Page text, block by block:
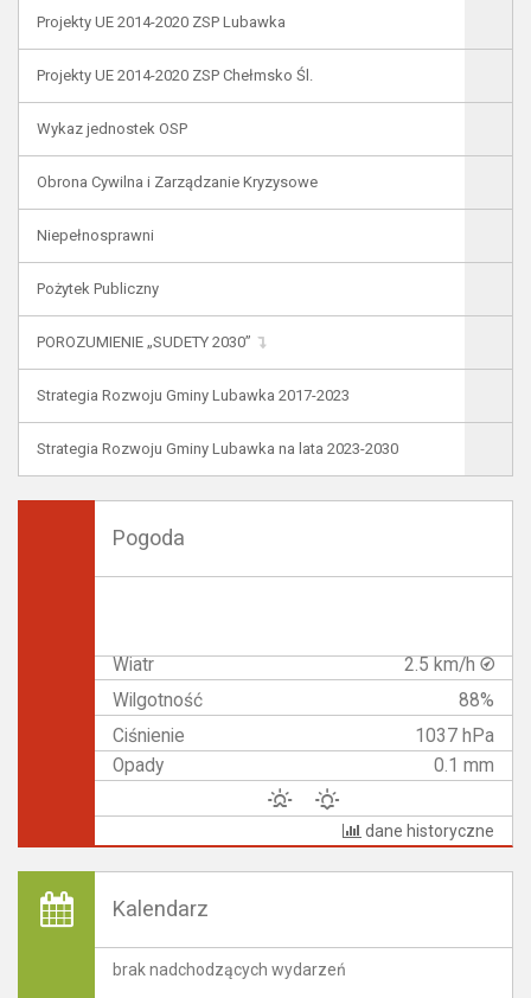
Projekty UE 2014-2020 ZSP Lubawka
Projekty UE 2014-2020 ZSP Chełmsko Śl.
Wykaz jednostek OSP
Obrona Cywilna i Zarządzanie Kryzysowe
Niepełnosprawni
Pożytek Publiczny
POROZUMIENIE „SUDETY 2030”
Strategia Rozwoju Gminy Lubawka 2017-2023
Strategia Rozwoju Gminy Lubawka na lata 2023-2030
Pogoda
Wiatr
2.5 km/h
Wilgotność
88%
Ciśnienie
1037 hPa
Opady
0.1 mm
dane historyczne
Kalendarz
brak nadchodzących wydarzeń